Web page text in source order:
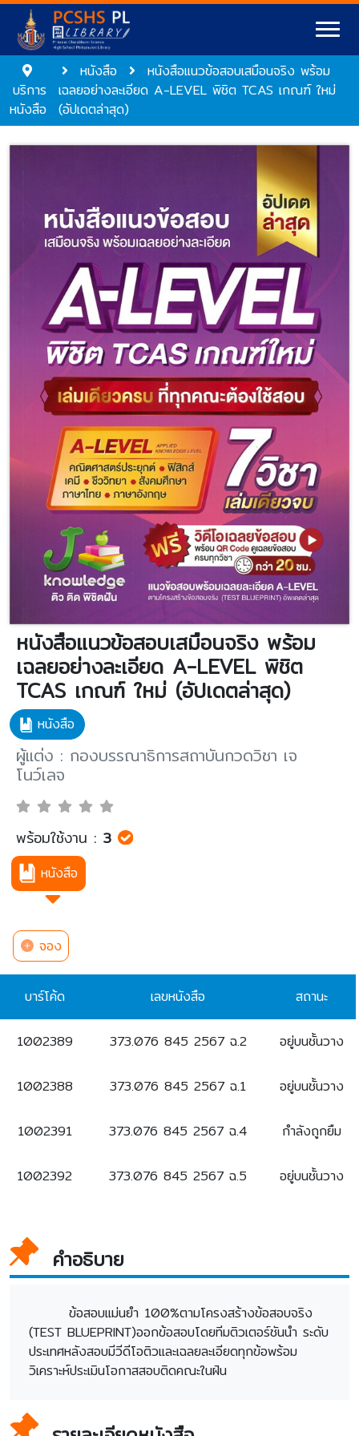
บริการ
หนังสือ
หนังสือ
หนังสือแนวข้อสอบเสมือนจริง พร้อม
เฉลยอย่างละเอียด A-LEVEL พิชิต TCAS เกณฑ์ ใหม่
(อัปเดตล่าสุด)
หนังสือแนวข้อสอบเสมือนจริง พร้อม
เฉลยอย่างละเอียด A-LEVEL พิชิต
TCAS เกณฑ์ ใหม่ (อัปเดตล่าสุด)
หนังสือ
ผู้แต่ง : กองบรรณาธิการสถาบันกวดวิชา เจ
โนว์เลจ
พร้อมใช้งาน : 3
หนังสือ
จอง
บาร์โค้ด เลขหนังสือ สถานะ
1002389 373.076 845 2567 ฉ.2 อยู่บนชั้นวาง
1002388 373.076 845 2567 ฉ.1 อยู่บนชั้นวาง
1002391 373.076 845 2567 ฉ.4 กำลังถูกยืม
1002392 373.076 845 2567 ฉ.5 อยู่บนชั้นวาง
คำอธิบาย
ข้อสอบแม่นยำ 100%ตามโครงสร้างข้อสอบจริง
(TEST BLUEPRINT)ออกข้อสอบโดยทีมติวเตอร์ชันนำ ระดับ
ประเทศหลังสอบมีวีดีโอติวและเฉลยละเอียดทุกข้อพร้อม
วิเคราะห์ประเมินโอกาสสอบติดคณะในฝัน